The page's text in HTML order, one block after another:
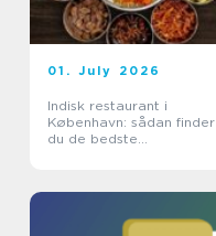
01. July 2026
Indisk restaurant i
København: sådan finder
du de bedste